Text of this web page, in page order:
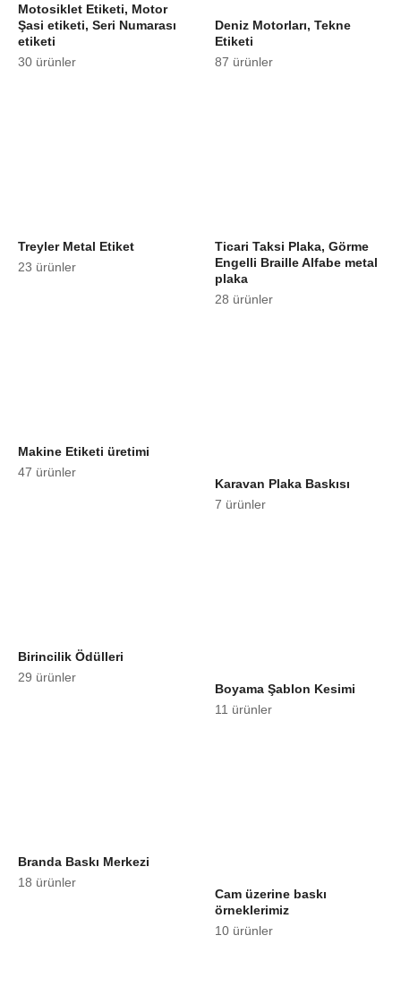
Motosiklet Etiketi, Motor
Şasi etiketi, Seri Numarası
etiketi
30 ürünler
Deniz Motorları, Tekne
Etiketi
87 ürünler
Treyler Metal Etiket
23 ürünler
Ticari Taksi Plaka, Görme
Engelli Braille Alfabe metal
plaka
28 ürünler
Makine Etiketi üretimi
47 ürünler
Karavan Plaka Baskısı
7 ürünler
Birincilik Ödülleri
29 ürünler
Boyama Şablon Kesimi
11 ürünler
Branda Baskı Merkezi
18 ürünler
Cam üzerine baskı
örneklerimiz
10 ürünler